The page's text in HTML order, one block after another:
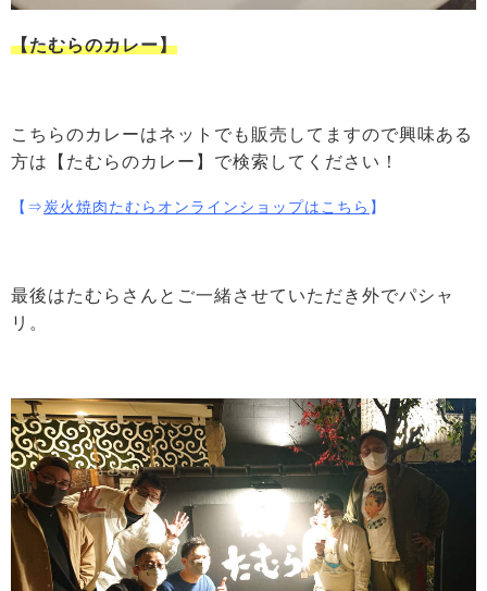
【たむらのカレー】
こちらのカレーはネットでも販売してますので興味ある
方は【たむらのカレー】で検索してください！
【⇒炭火焼肉たむらオンラインショップはこちら 】
最後はたむらさんとご一緒させていただき外でパシャ
リ。